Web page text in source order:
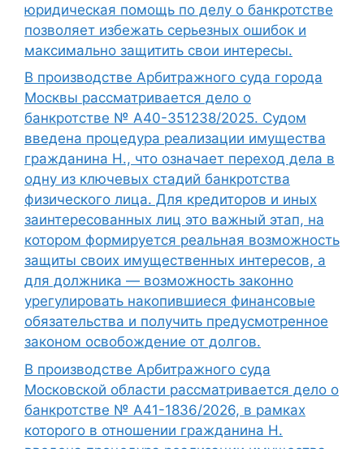
юридическая помощь по делу о банкротстве
позволяет избежать серьезных ошибок и
максимально защитить свои интересы.
В производстве Арбитражного суда города
Москвы рассматривается дело о
банкротстве № А40-351238/2025. Судом
введена процедура реализации имущества
гражданина Н., что означает переход дела в
одну из ключевых стадий банкротства
физического лица. Для кредиторов и иных
заинтересованных лиц это важный этап, на
котором формируется реальная возможность
защиты своих имущественных интересов, а
для должника — возможность законно
урегулировать накопившиеся финансовые
обязательства и получить предусмотренное
законом освобождение от долгов.
В производстве Арбитражного суда
Московской области рассматривается дело о
банкротстве № А41-1836/2026, в рамках
которого в отношении гражданина Н.